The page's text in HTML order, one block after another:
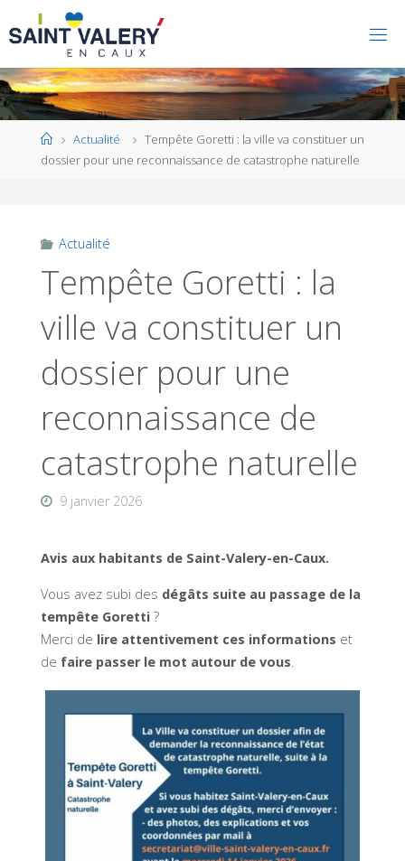
HomeActualité
Tempête Goretti : la ville va constituer un
dossier pour une reconnaissance de catastrophe naturelle
Actualité
Tempête Goretti : la
ville va constituer un
dossier pour une
reconnaissance de
catastrophe naturelle
9 janvier 2026
Avis aux habitants de Saint-Valery-en-Caux.
Vous avez subi des dégâts suite au passage de la
tempête Goretti?
Merci de lire attentivement ces informations et
de faire passer le mot autour de vous